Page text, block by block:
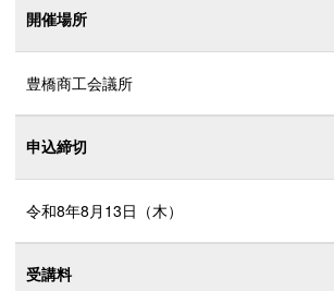
開催場所
豊橋商工会議所
申込締切
令和8年8月13日（木）
受講料